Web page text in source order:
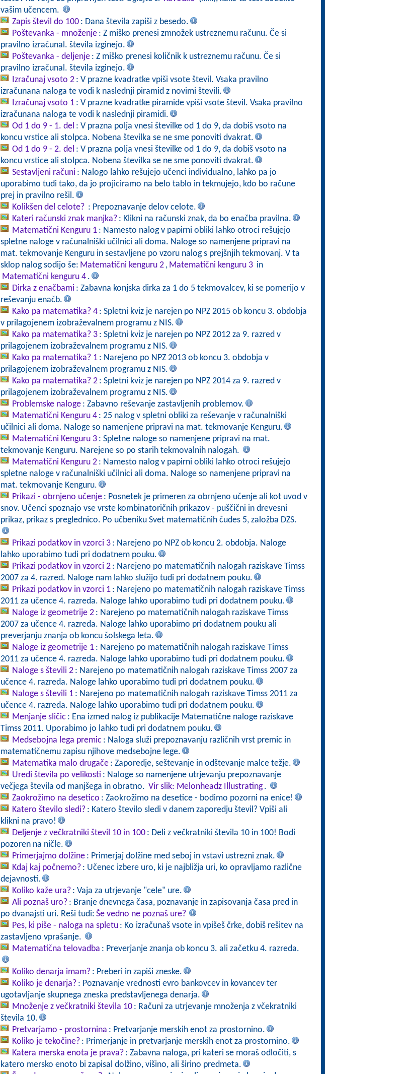
vašim učencem.
Zapis števil do 100 : Dana števila zapiši z besedo.
Poštevanka - množenje : Z miško prenesi zmnožek ustreznemu računu. Če si
pravilno izračunal. števila izginejo.
Poštevanka - deljenje : Z miško prenesi količnik k ustreznemu računu. Če si
pravilno izračunal. števila izginejo.
Izračunaj vsoto 2 : V prazne kvadratke vpiši vsote števil. Vsaka pravilno
izračunana naloga te vodi k naslednji piramid z novimi števili.
Izračunaj vsoto 1 : V prazne kvadratke piramide vpiši vsote števil. Vsaka pravilno
izračunana naloga te vodi k naslednji piramidi.
Od 1 do 9 - 1. del : V prazna polja vnesi številke od 1 do 9, da dobiš vsoto na
koncu vrstice ali stolpca. Nobena številka se ne sme ponoviti dvakrat.
Od 1 do 9 - 2. del : V prazna polja vnesi številke od 1 do 9, da dobiš vsoto na
koncu vrstice ali stolpca. Nobena številka se ne sme ponoviti dvakrat.
Sestavljeni računi : Nalogo lahko rešujejo učenci individualno, lahko pa jo
uporabimo tudi tako, da jo projiciramo na belo tablo in tekmujejo, kdo bo račune
prej in pravilno rešil.
Kolikšen del celote? : Prepoznavanje delov celote.
Kateri računski znak manjka? : Klikni na računski znak, da bo enačba pravilna.
Matematični Kenguru 1 : Namesto nalog v papirni obliki lahko otroci rešujejo
spletne naloge v računalniški učilnici ali doma. Naloge so namenjene pripravi na
mat. tekmovanje Kenguru in sestavljene po vzoru nalog s prejšnjih tekmovanj. V ta
sklop nalog sodijo še: Matematični kenguru 2 , Matematični kenguru 3 in
Matematični kenguru 4 .
Dirka z enačbami : Zabavna konjska dirka za 1 do 5 tekmovalcev, ki se pomerijo v
reševanju enačb.
Kako pa matematika? 4 : Spletni kviz je narejen po NPZ 2015 ob koncu 3. obdobja
v prilagojenem izobraževalnem programu z NIS.
Kako pa matematika? 3 : Spletni kviz je narejen po NPZ 2012 za 9. razred v
prilagojenem izobraževalnem programu z NIS.
Kako pa matematika? 1 : Narejeno po NPZ 2013 ob koncu 3. obdobja v
prilagojenem izobraževalnem programu z NIS.
Kako pa matematika? 2 : Spletni kviz je narejen po NPZ 2014 za 9. razred v
prilagojenem izobraževalnem programu z NIS.
Problemske naloge : Zabavno reševanje zastavljenih problemov.
Matematični Kenguru 4 : 25 nalog v spletni obliki za reševanje v računalniški
učilnici ali doma. Naloge so namenjene pripravi na mat. tekmovanje Kenguru.
Matematični Kenguru 3 : Spletne naloge so namenjene pripravi na mat.
tekmovanje Kenguru. Narejene so po starih tekmovalnih nalogah.
Matematični Kenguru 2 : Namesto nalog v papirni obliki lahko otroci rešujejo
spletne naloge v računalniški učilnici ali doma. Naloge so namenjene pripravi na
mat. tekmovanje Kenguru.
Prikazi - obrnjeno učenje : Posnetek je primeren za obrnjeno učenje ali kot uvod v
snov. Učenci spoznajo vse vrste kombinatoričnih prikazov - puščični in drevesni
prikaz, prikaz s preglednico. Po učbeniku Svet matematičnih čudes 5, založba DZS.
Prikazi podatkov in vzorci 3 : Narejeno po NPZ ob koncu 2. obdobja. Naloge
lahko uporabimo tudi pri dodatnem pouku.
Prikazi podatkov in vzorci 2 : Narejeno po matematičnih nalogah raziskave Timss
2007 za 4. razred. Naloge nam lahko služijo tudi pri dodatnem pouku.
Prikazi podatkov in vzorci 1 : Narejeno po matematičnih nalogah raziskave Timss
2011 za učence 4. razreda. Naloge lahko uporabimo tudi pri dodatnem pouku.
Naloge iz geometrije 2 : Narejeno po matematičnih nalogah raziskave Timss
2007 za učence 4. razreda. Naloge lahko uporabimo pri dodatnem pouku ali
preverjanju znanja ob koncu šolskega leta.
Naloge iz geometrije 1 : Narejeno po matematičnih nalogah raziskave Timss
2011 za učence 4. razreda. Naloge lahko uporabimo tudi pri dodatnem pouku.
Naloge s števili 2 : Narejeno po matematičnih nalogah raziskave Timss 2007 za
učence 4. razreda. Naloge lahko uporabimo tudi pri dodatnem pouku.
Naloge s števili 1 : Narejeno po matematičnih nalogah raziskave Timss 2011 za
učence 4. razreda. Naloge lahko uporabimo tudi pri dodatnem pouku.
Menjanje sličic : Ena izmed nalog iz publikacije Matematične naloge raziskave
Timss 2011. Uporabimo jo lahko tudi pri dodatnem pouku.
Medsebojna lega premic : Naloga služi prepoznavanju različnih vrst premic in
matematičnemu zapisu njihove medsebojne lege.
Matematika malo drugače : Zaporedje, seštevanje in odštevanje malce težje.
Uredi števila po velikosti : Naloge so namenjene utrjevanju prepoznavanje
večjega števila od manjšega in obratno. Vir slik: Melonheadz Illustrating .
Zaokrožimo na desetico : Zaokrožimo na desetice - bodimo pozorni na enice!
Katero število sledi? : Katero število sledi v danem zaporedju števil? Vpiši ali
klikni na pravo!
Deljenje z večkratniki števil 10 in 100 : Deli z večkratniki števila 10 in 100! Bodi
pozoren na ničle.
Primerjajmo dolžine : Primerjaj dolžine med seboj in vstavi ustrezni znak.
Kdaj kaj počnemo? : Učenec izbere uro, ki je najbližja uri, ko opravljamo različne
dejavnosti.
Koliko kaže ura? : Vaja za utrjevanje "cele" ure.
Ali poznaš uro? : Branje dnevnega časa, poznavanje in zapisovanja časa pred in
po dvanajsti uri. Reši tudi: Še vedno ne poznaš ure?
Pes, ki piše - naloga na spletu : Ko izračunaš vsote in vpišeš črke, dobiš rešitev na
zastavljeno vprašanje.
Matematična telovadba : Preverjanje znanja ob koncu 3. ali začetku 4. razreda.
Koliko denarja imam? : Preberi in zapiši zneske.
Koliko je denarja? : Poznavanje vrednosti evro bankovcev in kovancev ter
ugotavljanje skupnega zneska predstavljenega denarja.
Množenje z večkratniki števila 10 : Računi za utrjevanje množenja z včekratniki
števila 10.
Pretvarjamo - prostornina : Pretvarjanje merskih enot za prostornino.
Koliko je tekočine? : Primerjanje in pretvarjanje merskih enot za prostornino.
Katera merska enota je prava? : Zabavna naloga, pri kateri se moraš odločiti, s
katero mersko enoto bi zapisal dolžino, višino, ali širino predmeta.